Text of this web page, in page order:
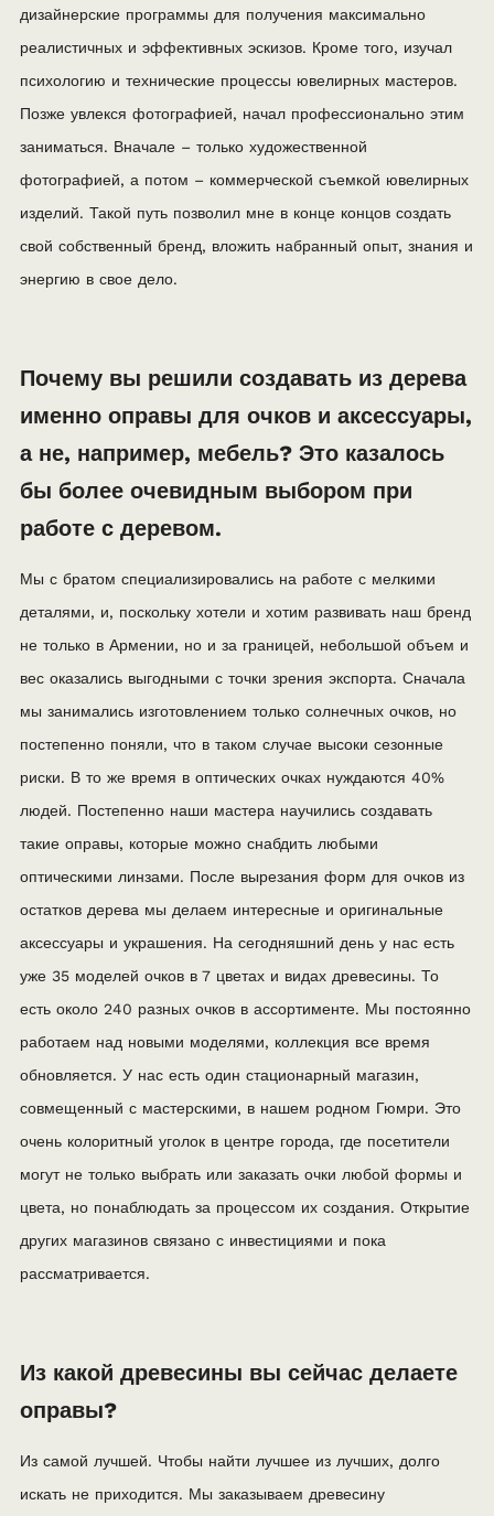
дизайнерские программы для получения максимально
реалистичных и эффективных эскизов. Кроме того, изучал
психологию и технические процессы ювелирных мастеров.
Позже увлекся фотографией, начал профессионально этим
заниматься. Вначале – только художественной
фотографией, а потом – коммерческой съемкой ювелирных
изделий. Такой путь позволил мне в конце концов создать
свой собственный бренд, вложить набранный опыт, знания и
энергию в свое дело.
Почему вы решили создавать из дерева
именно оправы для очков и аксессуары,
а не, например, мебель? Это казалось
бы более очевидным выбором при
работе с деревом.
Мы с братом специализировались на работе с мелкими
деталями, и, поскольку хотели и хотим развивать наш бренд
не только в Армении, но и за границей, небольшой объем и
вес оказались выгодными с точки зрения экспорта. Сначала
мы занимались изготовлением только солнечных очков, но
постепенно поняли, что в таком случае высоки сезонные
риски. В то же время в оптических очках нуждаются 40%
людей. Постепенно наши мастера научились создавать
такие оправы, которые можно снабдить любыми
оптическими линзами. После вырезания форм для очков из
остатков дерева мы делаем интересные и оригинальные
аксессуары и украшения. На сегодняшний день у нас есть
уже 35 моделей очков в 7 цветах и видах древесины. То
есть около 240 разных очков в ассортименте. Мы постоянно
работаем над новыми моделями, коллекция все время
обновляется. У нас есть один стационарный магазин,
совмещенный с мастерскими, в нашем родном Гюмри. Это
очень колоритный уголок в центре города, где посетители
могут не только выбрать или заказать очки любой формы и
цвета, но понаблюдать за процессом их создания. Открытие
других магазинов связано с инвестициями и пока
рассматривается.
Из какой древесины вы сейчас делаете
оправы?
Из самой лучшей. Чтобы найти лучшее из лучших, долго
искать не приходится. Мы заказываем древесину